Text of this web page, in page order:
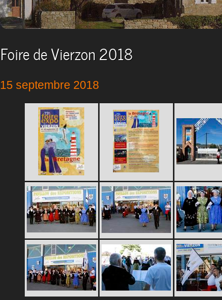
Foire de Vierzon 2018
15 septembre 2018